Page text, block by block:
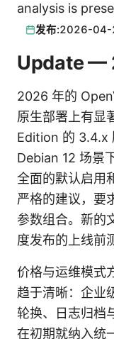
analysis is
发布:2026-04-
Update —
2026 年的
原生部署上有显
Edition 的 3.4.x
Debian 12 场景
全面的默认启用
严格的建议，要
参数组合。新的
度发布的上线前
价格与运维模式
趋于清晰：企业
轮换、日志归档
在初期就纳入统